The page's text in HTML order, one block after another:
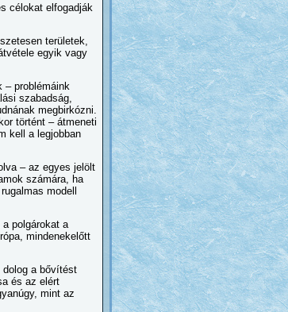
célokat elfogadják
területek,
egyik vagy
– problémáink
szabadság,
megbirkózni.
történt – átmeneti
kell a legjobban
– az egyes jelölt
számára, ha
modell
polgárokat a
mindenekelőtt
a bővítést
és az elért
mint az